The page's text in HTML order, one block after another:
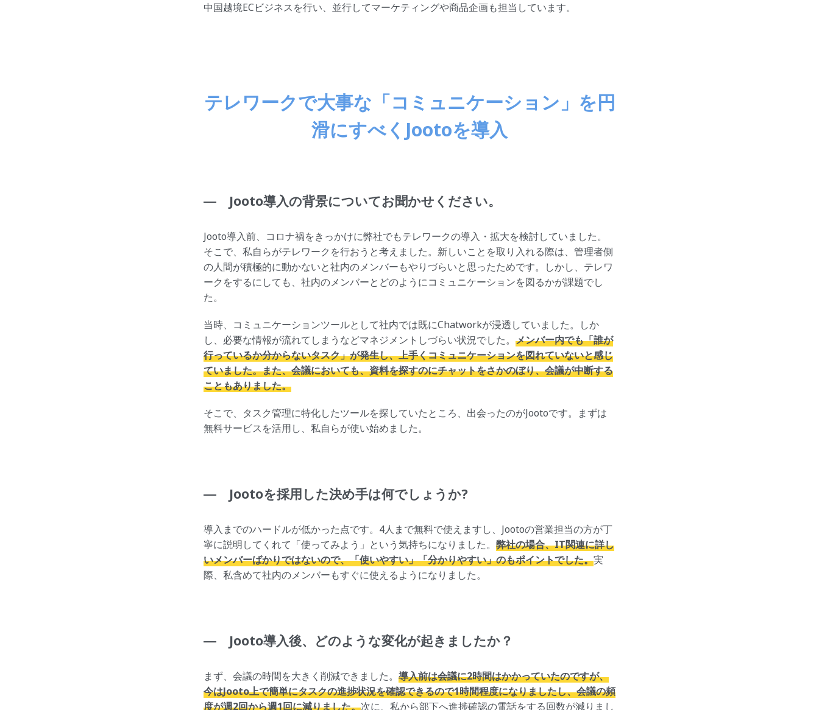
中国越境ECビジネスを行い、並行してマーケティングや商品企画も担当しています。
テレワークで大事な「コミュニケーション」を円
滑にすべくJootoを導入
― Jooto導入の背景についてお聞かせください。
Jooto導入前、コロナ禍をきっかけに弊社でもテレワークの導入・拡大を検討していました。
そこで、私自らがテレワークを行おうと考えました。新しいことを取り入れる際は、管理者側
の人間が積極的に動かないと社内のメンバーもやりづらいと思ったためです。しかし、テレワ
ークをするにしても、社内のメンバーとどのようにコミュニケーションを図るかが課題でし
た。
当時、コミュニケーションツールとして社内では既にChatworkが浸透していました。しか
し、必要な情報が流れてしまうなどマネジメントしづらい状況でした。 メンバー内でも「誰が
行っているか分からないタスク」が発生し、上手くコミュニケーションを図れていないと感じ
ていました。また、会議においても、資料を探すのにチャットをさかのぼり、会議が中断する
こともありました。
そこで、タスク管理に特化したツールを探していたところ、出会ったのがJootoです。まずは
無料サービスを活用し、私自らが使い始めました。
― Jootoを採用した決め手は何でしょうか?
導入までのハードルが低かった点です。4人まで無料で使えますし、Jootoの営業担当の方が丁
寧に説明してくれて「使ってみよう」という気持ちになりました。 弊社の場合、IT関連に詳し
いメンバーばかりではないので、「使いやすい」「分かりやすい」のもポイントでした。実
際、私含めて社内のメンバーもすぐに使えるようになりました。
― Jooto導入後、どのような変化が起きましたか？
まず、会議の時間を大きく削減できました。 導入前は会議に2時間はかかっていたのですが、
今はJooto上で簡単にタスクの進捗状況を確認できるので1時間程度になりましたし、会議の頻
度が週2回から週1回に減りました。次に、私から部下へ進捗確認の電話をする回数が減りまし